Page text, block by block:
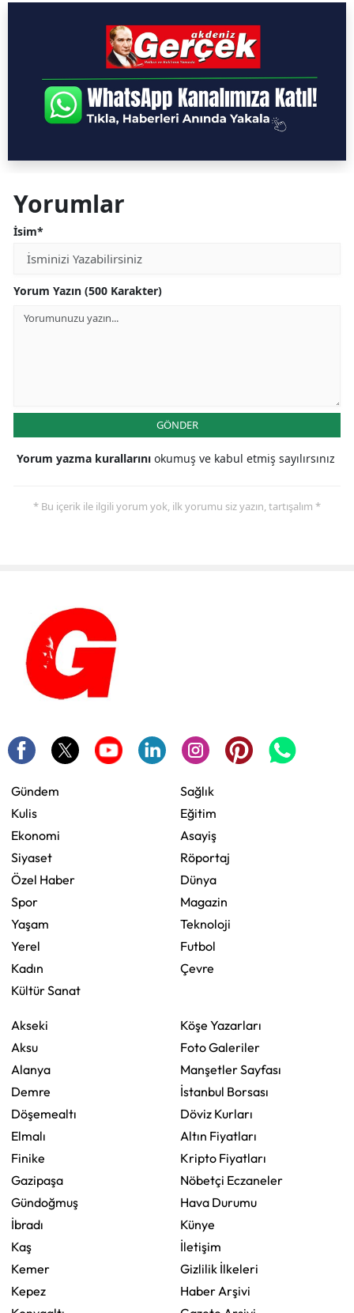
Yorumlar
İsim*
Yorum Yazın (500 Karakter)
GÖNDER
Yorum yazma kurallarını okumuş ve kabul etmiş sayılırsınız
* Bu içerik ile ilgili yorum yok, ilk yorumu siz yazın, tartışalım *
Gündem
Kulis
Ekonomi
Siyaset
Özel Haber
Spor
Yaşam
Yerel
Kadın
Kültür Sanat
Sağlık
Eğitim
Asayiş
Röportaj
Dünya
Magazin
Teknoloji
Futbol
Çevre
Akseki
Aksu
Alanya
Demre
Döşemealtı
Elmalı
Finike
Gazipaşa
Gündoğmuş
İbradı
Kaş
Kemer
Kepez
Köşe Yazarları
Foto Galeriler
Manşetler Sayfası
İstanbul Borsası
Döviz Kurları
Altın Fiyatları
Kripto Fiyatları
Nöbetçi Eczaneler
Hava Durumu
Künye
İletişim
Gizlilik İlkeleri
Haber Arşivi